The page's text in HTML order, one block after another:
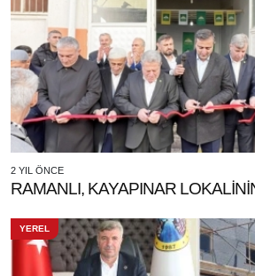
2 YIL ÖNCE
RAMANLI, KAYAPINAR
YEREL